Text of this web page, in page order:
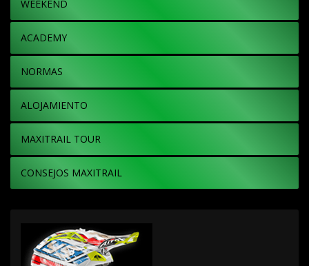
WEEKEND
ACADEMY
NORMAS
ALOJAMIENTO
MAXITRAIL TOUR
CONSEJOS MAXITRAIL